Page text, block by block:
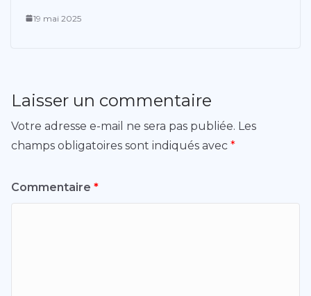
19 mai 2025
Laisser un commentaire
Votre adresse e-mail ne sera pas publiée. Les
champs obligatoires sont indiqués avec *
Commentaire *